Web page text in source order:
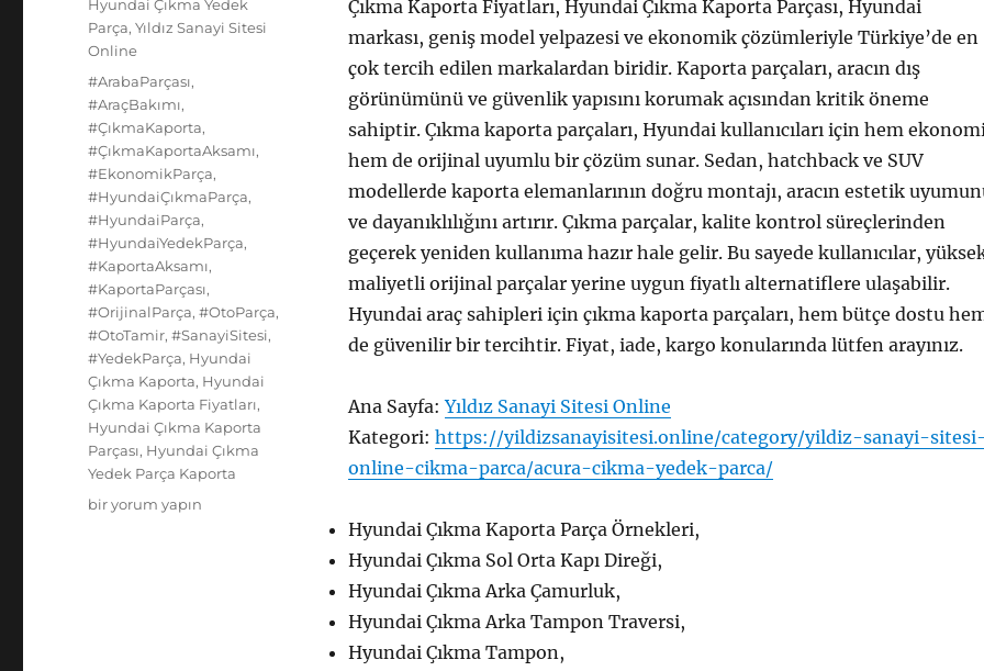
Çıkma Kaporta Fiyatları, Hyundai Çıkma Kaporta Parçası, Hyundai
markası, geniş model yelpazesi ve ekonomik çözümleriyle Türkiye’de en
çok tercih edilen markalardan biridir. Kaporta parçaları, aracın dış
görünümünü ve güvenlik yapısını korumak açısından kritik öneme
sahiptir. Çıkma kaporta parçaları, Hyundai kullanıcıları için hem
hem de orijinal uyumlu bir çözüm sunar. Sedan, hatchback ve SUV
modellerde kaporta elemanlarının doğru montajı, aracın estetik
ve dayanıklılığını artırır. Çıkma parçalar, kalite kontrol süreçlerinden
geçerek yeniden kullanıma hazır hale gelir. Bu sayede kullanıcılar,
maliyetli orijinal parçalar yerine uygun fiyatlı alternatiflere ulaşabilir.
Hyundai araç sahipleri için çıkma kaporta parçaları, hem bütçe dostu
de güvenilir bir tercihtir. Fiyat, iade, kargo konularında lütfen arayınız.
Ana Sayfa:Yıldız Sanayi Sitesi Online
Kategori: https://yildizsanayisitesi.online/category/yildiz-sanayi-
online-cikma-parca/acura-cikma-yedek-parca/
Hyundai Çıkma Kaporta Parça Örnekleri,
Hyundai Çıkma Sol Orta Kapı Direği,
Hyundai Çıkma Arka Çamurluk,
Hyundai Çıkma Arka Tampon Traversi,
Hyundai Çıkma Tampon,
Hyundai Çıkma Yedek
Parça,Yıldız Sanayi Sitesi
Online
Etiketler
#ArabaParçası,
#AraçBakımı,
#ÇıkmaKaporta,
#ÇıkmaKaportaAksamı,
#EkonomikParça,
#HyundaiÇıkmaParça,
#HyundaiParça,
#HyundaiYedekParça,
#KaportaAksamı,
#KaportaParçası,
#OrijinalParça,#OtoParça,
#OtoTamir,#SanayiSitesi,
#YedekParça, Hyundai
Çıkma Kaporta, Hyundai
Çıkma Kaporta Fiyatları,
Hyundai Çıkma Kaporta
Parçası, Hyundai Çıkma
Yedek Parça Kaporta
Hyundai
bir yorum yapın